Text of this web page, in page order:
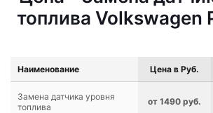
топлива Volkswagen
Наименование Цена в Руб.
Замена датчика уровня
топлива
от 1490 руб.